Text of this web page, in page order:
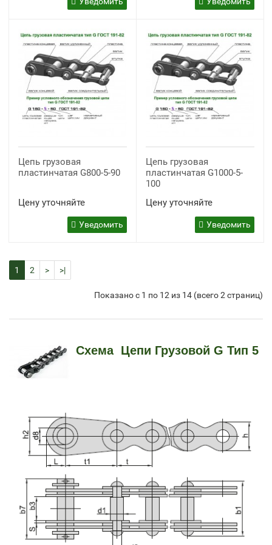
Цепь грузовая
пластинчатая G800-5-90
Цену уточняйте
Уведомить
Цепь грузовая
пластинчатая G1000-5-
100
Цену уточняйте
Уведомить
1 2 > >|
Показано с 1 по 12 из 14 (всего 2 страниц)
Схема Цепи Грузовой G Тип 5